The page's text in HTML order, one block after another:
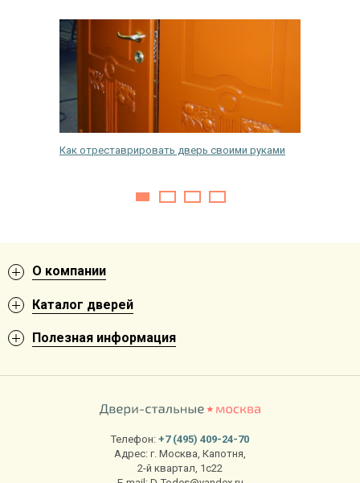
Как отреставрировать дверь своими руками
О компании
Каталог дверей
Полезная информация
Телефон: +7 (495) 409-24-70
Адрес: г. Москва, Капотня,
2-й квартал, 1с22